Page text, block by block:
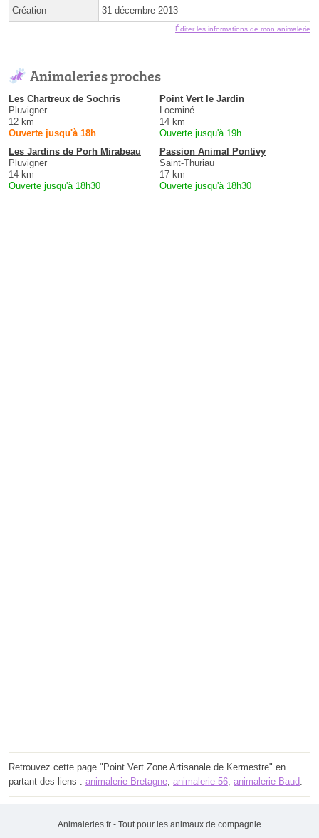
Création 31 décembre 2013
Éditer les informations de mon animalerie
Animaleries proches
Les Chartreux de Sochris
Pluvigner
12 km
Ouverte jusqu'à 18h
Point Vert le Jardin
Locminé
14 km
Ouverte jusqu'à 19h
Les Jardins de Porh Mirabeau
Pluvigner
14 km
Ouverte jusqu'à 18h30
Passion Animal Pontivy
Saint-Thuriau
17 km
Ouverte jusqu'à 18h30
Retrouvez cette page "Point Vert Zone Artisanale de Kermestre" en
partant des liens : animalerie Bretagne animalerie 56 animalerie Baud
Animaleries.fr - Tout pour les animaux de compagnie